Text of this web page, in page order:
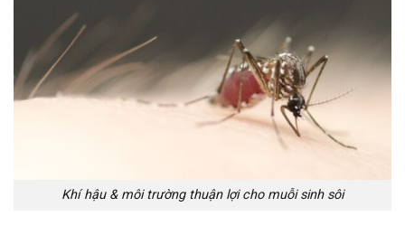
Khí hậu & môi trường thuận lợi cho muỗi sinh sôi